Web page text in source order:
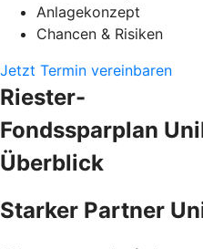
Anlagekonzept
Chancen & Risiken
Jetzt Termin vereinbaren
Riester-
Fondssparplan
Überblick
Starker Partner